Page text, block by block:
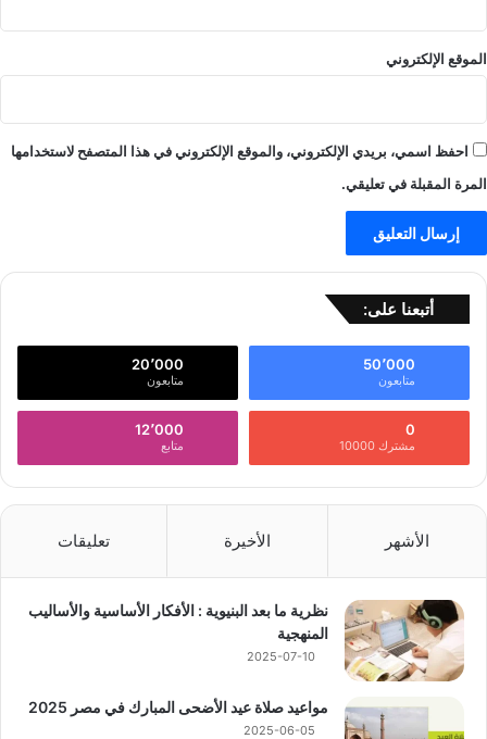
الموقع الإلكتروني
احفظ اسمي، بريدي الإلكتروني، والموقع الإلكتروني في هذا المتصفح لاستخدامها
المرة المقبلة في تعليقي.
أتبعنا على:
50٬000
متابعون
20٬000
متابعون
0
مشترك 10000
12٬000
متابع
الأشهر الأخيرة تعليقات
نظرية ما بعد البنيوية : الأفكار الأساسية والأساليب
المنهجية
2025-07-10
مواعيد صلاة عيد الأضحى المبارك في مصر 2025
2025-06-05